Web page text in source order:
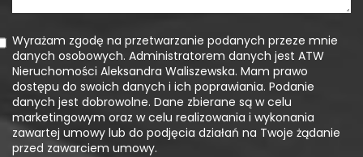
Wyrażam zgodę na przetwarzanie podanych przeze mnie
danych osobowych. Administratorem danych jest ATW
Nieruchomości Aleksandra Waliszewska. Mam prawo
dostępu do swoich danych i ich poprawiania. Podanie
danych jest dobrowolne. Dane zbierane są w celu
marketingowym oraz w celu realizowania i wykonania
zawartej umowy lub do podjęcia działań na Twoje żądanie
przed zawarciem umowy.